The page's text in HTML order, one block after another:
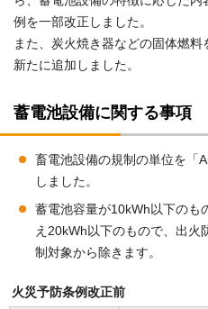
例を一部改正しました。
また、炭火焼き器などの固体燃
新たに追加しました。
蓄電池設備に関する事項
畜電池設備の規制の単位を「
しました。
蓄電池容量が10kWh以下のも
え20kWh以下のもので、出火
制対象から除きます。
火災予防条例改正前